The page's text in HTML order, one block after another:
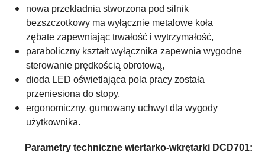
nowa przekładnia stworzona pod silnik
bezszczotkowy ma wyłącznie metalowe koła
zębate zapewniając trwałość i wytrzymałość,
paraboliczny kształt wyłącznika zapewnia wygodne
sterowanie prędkością obrotową,
dioda LED oświetlająca pola pracy została
przeniesiona do stopy,
ergonomiczny, gumowany uchwyt dla wygody
użytkownika.
Parametry techniczne wiertarko-wkrętarki DCD701: